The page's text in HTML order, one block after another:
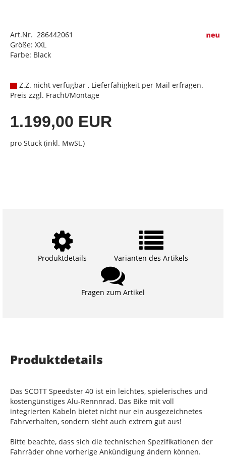
Art.Nr. 286442061
Größe: XXL
Farbe: Black
Z.Z. nicht verfügbar , Lieferfähigkeit per Mail erfragen.
Preis zzgl. Fracht/Montage
1.199,00 EUR
pro Stück (inkl. MwSt.)
Produktdetails Varianten des Artikels
Fragen zum Artikel
Produktdetails
Das SCOTT Speedster 40 ist ein leichtes, spielerisches und
kostengünstiges Alu-Rennnrad. Das Bike mit voll
integrierten Kabeln bietet nicht nur ein ausgezeichnetes
Fahrverhalten, sondern sieht auch extrem gut aus!
Bitte beachte, dass sich die technischen Spezifikationen der
Fahrräder ohne vorherige Ankündigung ändern können.